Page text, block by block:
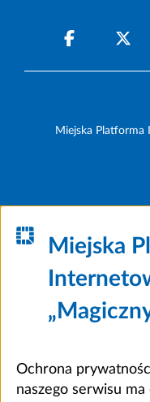
Miejska Platforma
Miejska
Ochrona
naszego serwisu ma